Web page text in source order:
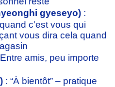
gyeseyo) :
c’est vous qui
vous dira cela quand
amis, peu importe
: “À bientôt” – pratique